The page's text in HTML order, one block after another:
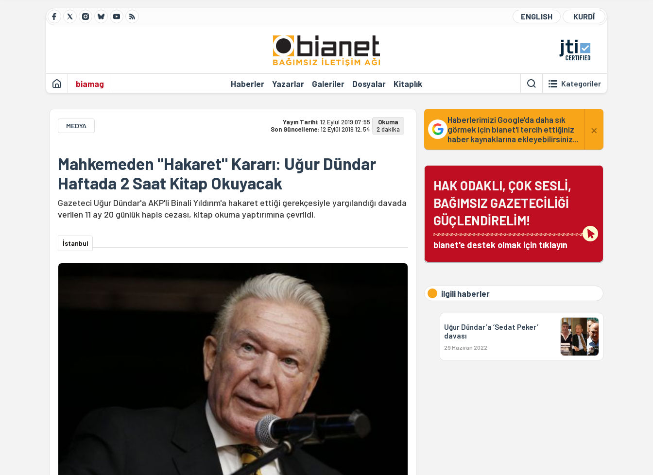
ENGLISH KURDÎ
biamag Haberler Yazarlar Galeriler Dosyalar Kitaplık Kategoriler
MEDYA Yayın Tarihi: 12 Eylül 2019 07:55
Son Güncelleme: 12 Eylül 2019 12:54
Okuma
2 dakika
Mahkemeden "Hakaret" Kararı: Uğur Dündar
Haftada 2 Saat Kitap Okuyacak
Gazeteci Uğur Dündar'a AKP'li Binali Yıldırım'a hakaret ettiği gerekçesiyle yargılandığı davada
verilen 11 ay 20 günlük hapis cezası, kitap okuma yaptırımına çevrildi.
İstanbul
Haberlerimizi Google'da daha sık
görmek için bianet'i tercih ettiğiniz
haber kaynaklarına ekleyebilirsiniz...
×
HAK ODAKLI, ÇOK SESLİ,
BAĞIMSIZ GAZETECİLİĞİ
GÜÇLENDİRELİM!
bianet'e destek olmak için tıklayın
ilgili haberler
Uğur Dündar’a ‘Sedat Peker’
davası
29 Haziran 2022